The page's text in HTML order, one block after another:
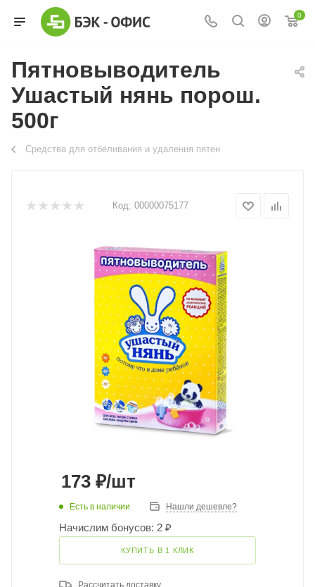
0
Пятновыводитель
Ушастый нянь порош.
500г
Средства для отбеливания и удаления пятен
Код: 00000075177
173 ₽/шт
Есть в наличии Нашли дешевле?
Начислим бонусов: 2 ₽
КУПИТЬ В 1 КЛИК
Рассчитать доставку